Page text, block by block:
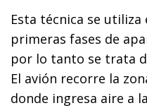
Esta técnica se
primeras fases de
por lo tanto se trata
El avión recorre la
donde ingresa aire a